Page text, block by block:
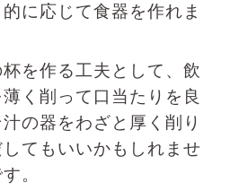
に応じて食器を作れま
を作る工夫として、飲
く削って口当たりを良
の器をわざと厚く削り
てもいいかもしれませ
。